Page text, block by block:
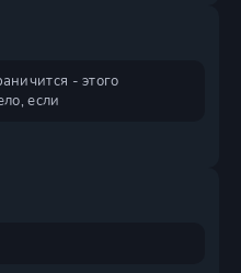
- этого
если